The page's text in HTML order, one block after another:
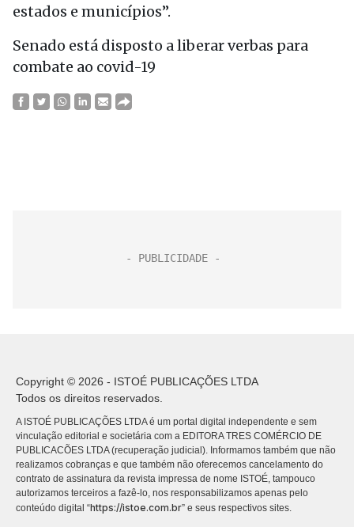
estados e municípios”.
Senado está disposto a liberar verbas para
combate ao covid-19
Copyright © 2026 - ISTOÉ PUBLICAÇÕES LTDA
Todos os direitos reservados.
A ISTOÉ PUBLICAÇÕES LTDA é um portal digital independente e sem
vinculação editorial e societária com a EDITORA TRES COMÉRCIO DE
PUBLICACÕES LTDA (recuperação judicial). Informamos também que não
realizamos cobranças e que também não oferecemos cancelamento do
contrato de assinatura da revista impressa de nome ISTOÉ, tampouco
autorizamos terceiros a fazê-lo, nos responsabilizamos apenas pelo
conteúdo digital “https://istoe.com.br” e seus respectivos sites.